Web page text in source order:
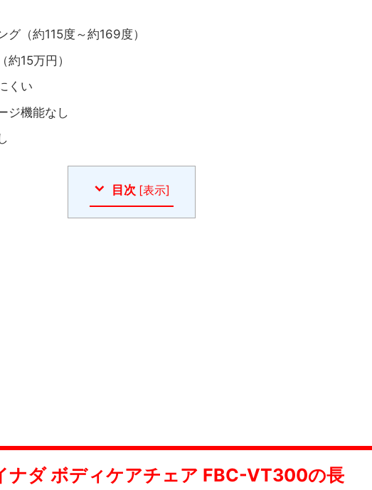
グ（約115度～約169度）
約15万円）
くい
ジ機能なし
目次 [表示]
ナダ ボディケアチェア FBC-VT300の長